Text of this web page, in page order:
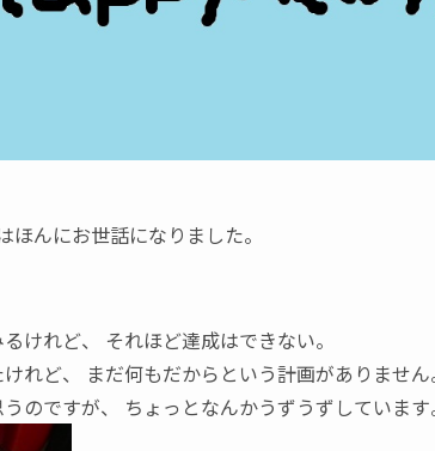
んにお世話になりました。
けれど、
それほど達成はできない。
けれど、
まだ何もだからという計画がありませ
のですが、 ちょっとなんかうずうずしていま